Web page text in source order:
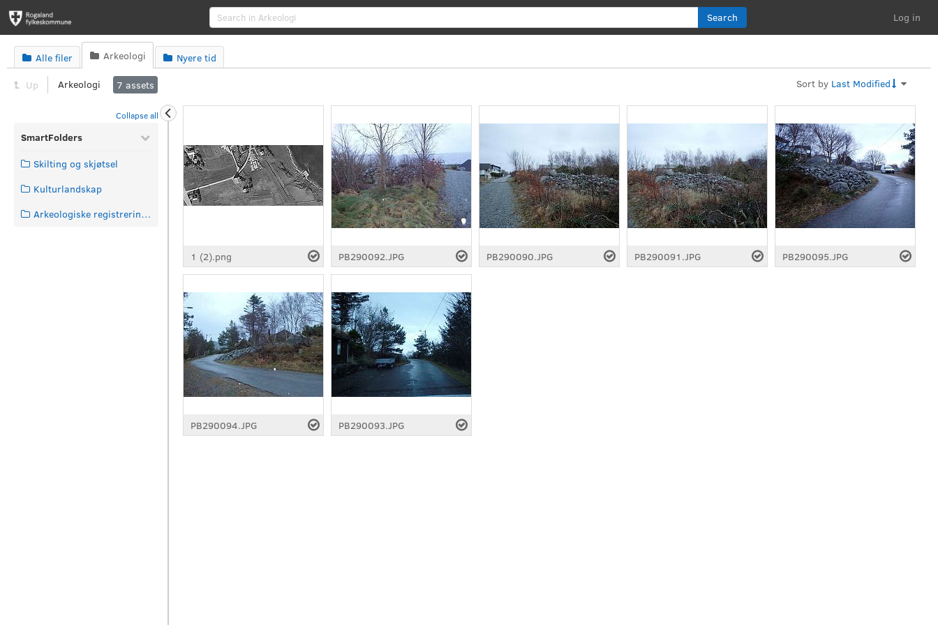
Search Log in
 Alle filer  Arkeologi  Nyere tid
Up Arkeologi 7 assets Sort by Last Modified
Collapse all
SmartFolders
Skilting og skjøtsel
Kulturlandskap
Arkeologiske registreringer
1 (2).png PB290092.JPG PB290090.JPG PB290091.JPG PB290095.JPG
PB290094.JPG PB290093.JPG